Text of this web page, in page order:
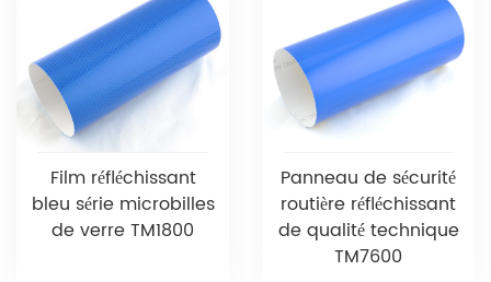
Film réfléchissant
bleu série microbilles
de verre TM1800
Panneau de sécurité
routière réfléchissant
de qualité technique
TM7600